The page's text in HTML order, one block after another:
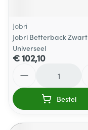
Jobri
Jobri Betterback Zwart
Universeel
€ 102,10
Bestel